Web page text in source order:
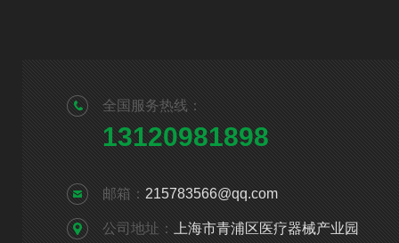
全国服务热线：
13120981898
邮箱： 215783566@qq.com
公司地址： 上海市青浦区医疗器械产业园